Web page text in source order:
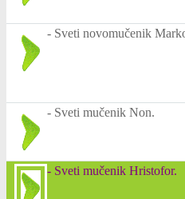
- Sveti novomučenik
- Sveti mučenik Non.
- Sveti mučenik Hristofor.